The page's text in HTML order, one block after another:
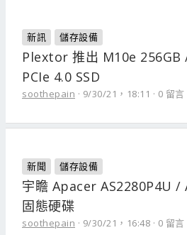
新訊 儲存設備
Plextor 推出 M10e 256GB
PCIe 4.0 SSD
soothepain 9/30/21，18:11 0 留言
新聞 儲存設備
宇瞻 Apacer AS2280P4U /
固態硬碟
soothepain 9/30/21，16:48 0 留言